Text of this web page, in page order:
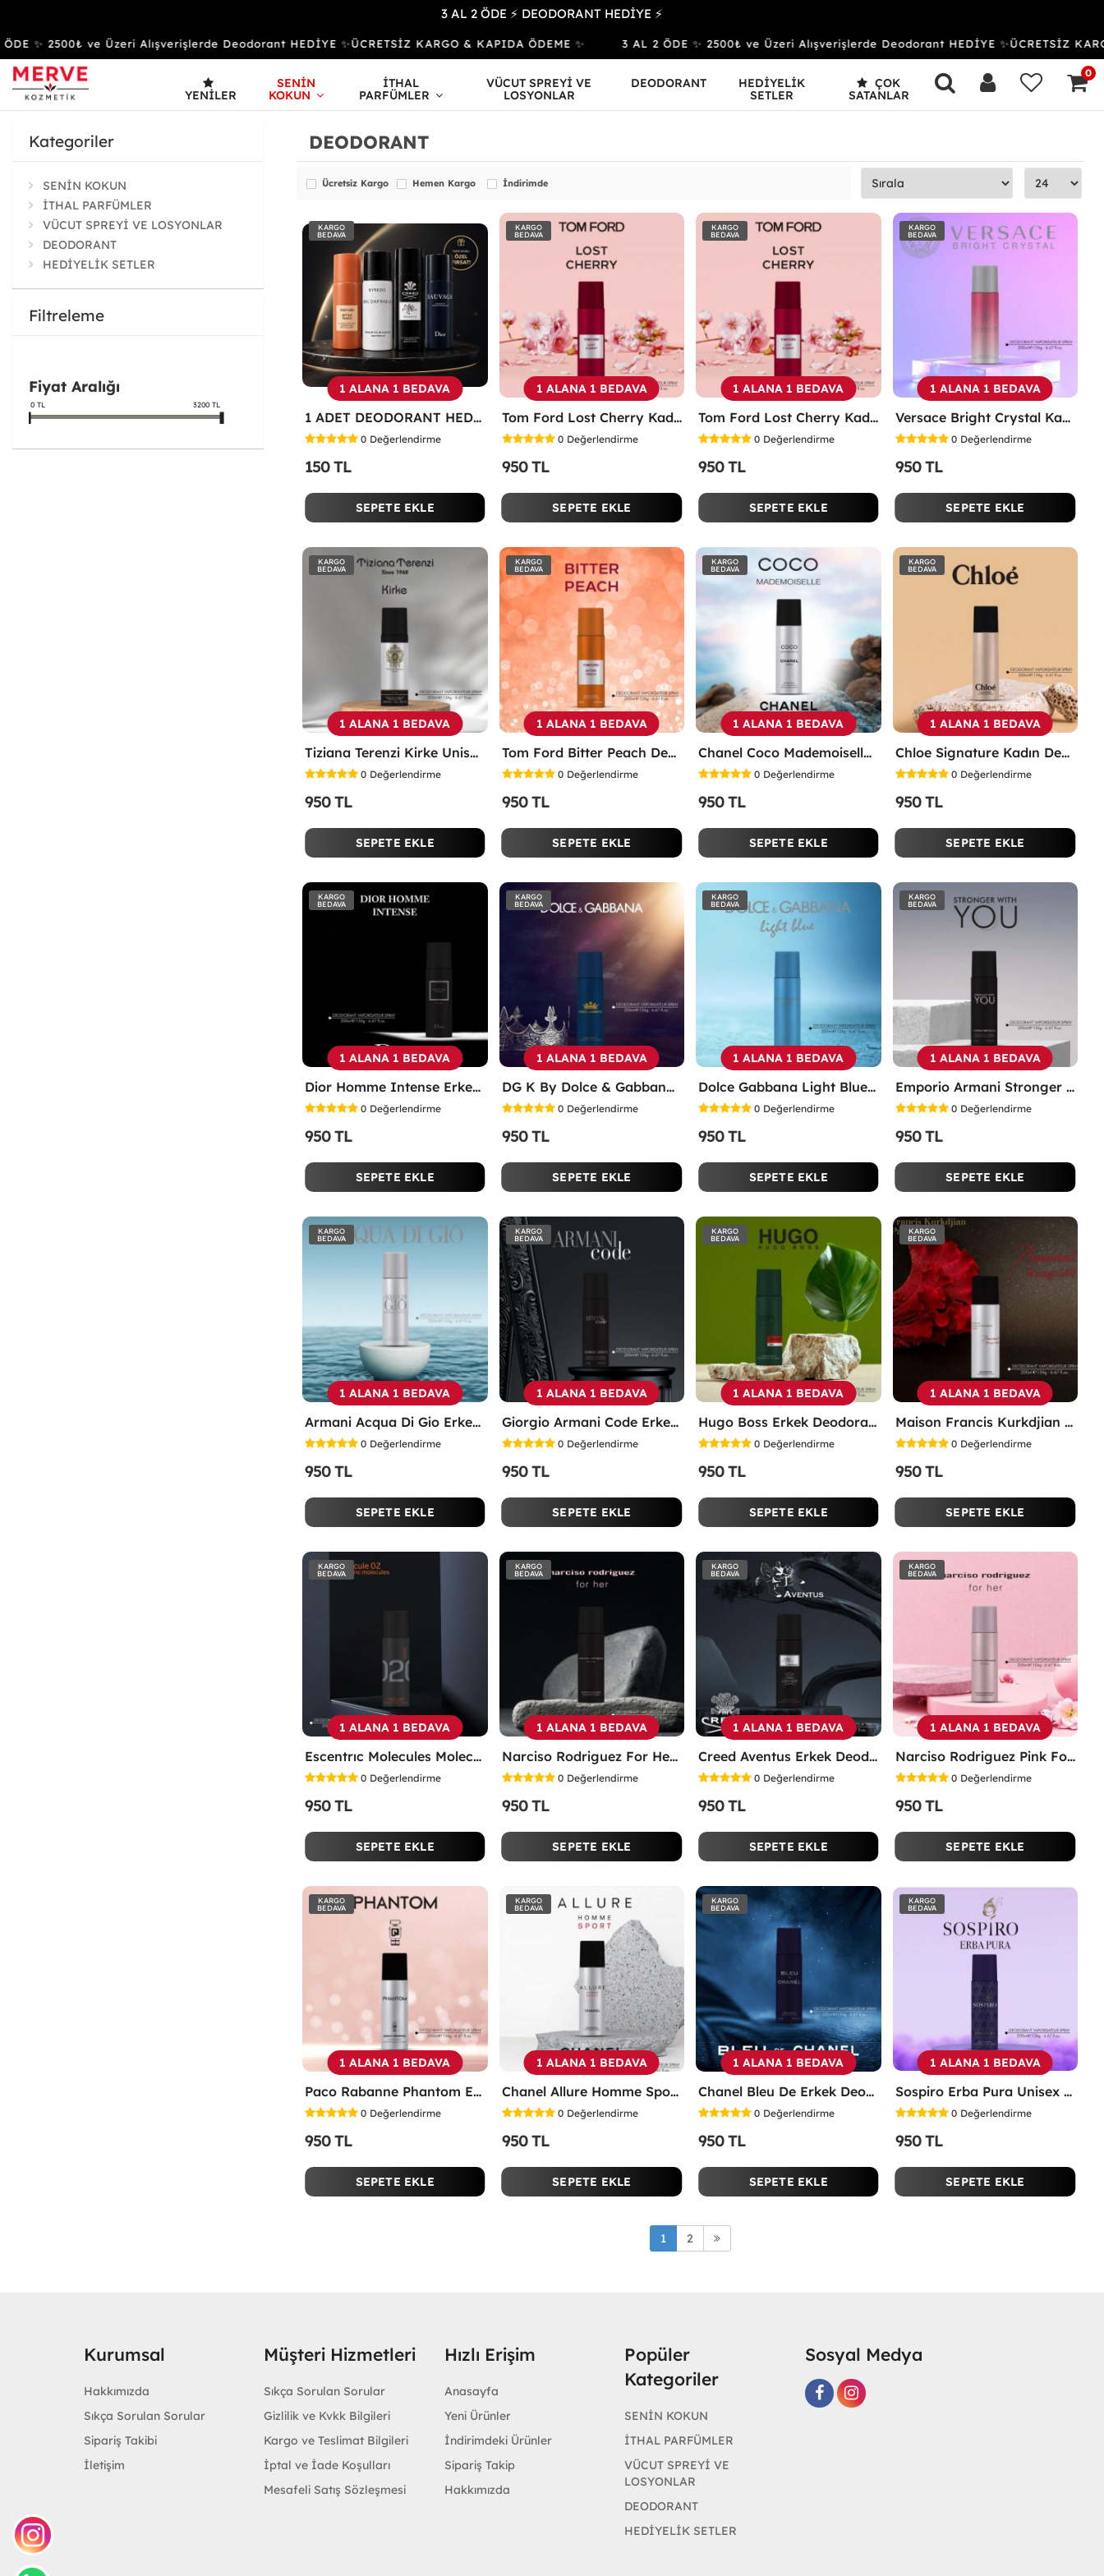
3 AL 2 ÖDE ⚡ DEODORANT HEDİYE ⚡
2500₺ ve Üzeri Alışverişlerde Deodorant HEDİYE ✨ÜCRETSİZ KARGO & KAPIDA ÖDEME ✨ 3 AL 2 ÖDE ✨ 2500₺ ve Üzeri Alışverişlerde Deodorant HEDİYE ✨ÜCRETSİZ KARGO &
YENILER
SENİN
KOKUN
İTHAL
PARFÜMLER
VÜCUT SPREYİ VE
LOSYONLAR
DEODORANT
HEDİYELİK
SETLER
ÇOK
SATANLAR
0
Kategoriler
SENİN KOKUN
İTHAL PARFÜMLER
VÜCUT SPREYİ VE LOSYONLAR
DEODORANT
HEDİYELİK SETLER
Filtreleme
Fiyat Aralığı
0 TL 3200TL
DEODORANT
Ücretsiz Kargo Hemen Kargo İndirimde
KARGO
BEDAVA
1 ALANA 1 BEDAVA
1 ADET DEODORANT HEDİYE (stok Durumuna Göre Eklenir)
0 Değerlendirme
150 TL
SEPETE EKLE
KARGO
BEDAVA
1 ALANA 1 BEDAVA
Tom Ford Lost Cherry Kadın Deodorant 200ml -
0 Değerlendirme
950 TL
SEPETE EKLE
KARGO
BEDAVA
1 ALANA 1 BEDAVA
Tom Ford Lost Cherry Kadın Deodorant 200ml -
0 Değerlendirme
950 TL
SEPETE EKLE
KARGO
BEDAVA
1 ALANA 1 BEDAVA
Versace Bright Crystal Kadın Deodorant 200ml -
0 Değerlendirme
950 TL
SEPETE EKLE
KARGO
BEDAVA
1 ALANA 1 BEDAVA
Tiziana Terenzi Kirke Unisex Deodorant 200ml -
0 Değerlendirme
950 TL
SEPETE EKLE
KARGO
BEDAVA
1 ALANA 1 BEDAVA
Tom Ford Bitter Peach Deodorant 200ml -
0 Değerlendirme
950 TL
SEPETE EKLE
KARGO
BEDAVA
1 ALANA 1 BEDAVA
Chanel Coco Mademoiselle Kadın Deodorant 200ml -
0 Değerlendirme
950 TL
SEPETE EKLE
KARGO
BEDAVA
1 ALANA 1 BEDAVA
Chloe Signature Kadın Deodorant 200ml -
0 Değerlendirme
950 TL
SEPETE EKLE
KARGO
BEDAVA
1 ALANA 1 BEDAVA
Dior Homme Intense Erkek Deodorant 200ml -
0 Değerlendirme
950 TL
SEPETE EKLE
KARGO
BEDAVA
1 ALANA 1 BEDAVA
DG K By Dolce & Gabbana Deodorant 200ml -
0 Değerlendirme
950 TL
SEPETE EKLE
KARGO
BEDAVA
1 ALANA 1 BEDAVA
Dolce Gabbana Light Blue Kadın Deodorant 200ml -
0 Değerlendirme
950 TL
SEPETE EKLE
KARGO
BEDAVA
1 ALANA 1 BEDAVA
Emporio Armani Stronger With You Erkek Deodorant 200ml -
0 Değerlendirme
950 TL
SEPETE EKLE
KARGO
BEDAVA
1 ALANA 1 BEDAVA
Armani Acqua Di Gio Erkek Deodorant 200ml -
0 Değerlendirme
950 TL
SEPETE EKLE
KARGO
BEDAVA
1 ALANA 1 BEDAVA
Giorgio Armani Code Erkek Deodorant 200ml -
0 Değerlendirme
950 TL
SEPETE EKLE
KARGO
BEDAVA
1 ALANA 1 BEDAVA
Hugo Boss Erkek Deodorant 200ml -
0 Değerlendirme
950 TL
SEPETE EKLE
KARGO
BEDAVA
1 ALANA 1 BEDAVA
Maison Francis Kurkdjian Baccarat Rouge 540 Unisex Deodorant 200ml -
0 Değerlendirme
950 TL
SEPETE EKLE
KARGO
BEDAVA
1 ALANA 1 BEDAVA
Escentrıc Molecules Molecule 02 Unisex Deodorant 200ml -
0 Değerlendirme
950 TL
SEPETE EKLE
KARGO
BEDAVA
1 ALANA 1 BEDAVA
Narciso Rodriguez For Her Kadın Deodorant 200ml -
0 Değerlendirme
950 TL
SEPETE EKLE
KARGO
BEDAVA
1 ALANA 1 BEDAVA
Creed Aventus Erkek Deodorant 200ml -
0 Değerlendirme
950 TL
SEPETE EKLE
KARGO
BEDAVA
1 ALANA 1 BEDAVA
Narciso Rodriguez Pink For Her Kadın Deodorant 200ml -
0 Değerlendirme
950 TL
SEPETE EKLE
KARGO
BEDAVA
1 ALANA 1 BEDAVA
Paco Rabanne Phantom Erkek Deodorant 200ml -
0 Değerlendirme
950 TL
SEPETE EKLE
KARGO
BEDAVA
1 ALANA 1 BEDAVA
Chanel Allure Homme Sport Erkek Deodorant 200ml -
0 Değerlendirme
950 TL
SEPETE EKLE
KARGO
BEDAVA
1 ALANA 1 BEDAVA
Chanel Bleu De Erkek Deodorant 200ml -
0 Değerlendirme
950 TL
SEPETE EKLE
KARGO
BEDAVA
1 ALANA 1 BEDAVA
Sospiro Erba Pura Unisex Deodorant 200ml -
0 Değerlendirme
950 TL
SEPETE EKLE
1 2
Kurumsal
Hakkımızda
Sıkça Sorulan Sorular
Sipariş Takibi
İletişim
Müşteri Hizmetleri
Sıkça Sorulan Sorular
Gizlilik ve Kvkk Bilgileri
Kargo ve Teslimat Bilgileri
İptal ve İade Koşulları
Mesafeli Satış Sözleşmesi
Hızlı Erişim
Anasayfa
Yeni Ürünler
İndirimdeki Ürünler
Sipariş Takip
Hakkımızda
Popüler
Kategoriler
SENİN KOKUN
İTHAL PARFÜMLER
VÜCUT SPREYİ VE
LOSYONLAR
DEODORANT
HEDİYELİK SETLER
Sosyal Medya